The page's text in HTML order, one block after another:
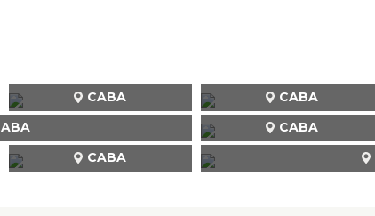
CABA CABA
CABA
CABA